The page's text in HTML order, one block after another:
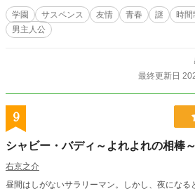
学園 サスペンス 友情 青春 謎
時間
男主人公
最終更新日
9
シャビー・バディ～よれよれの相棒～
右京之介
昼間はしがないサラリーマン。しかし、夜になる